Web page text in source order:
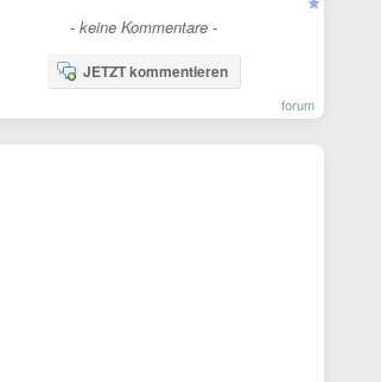
- keine Kommentare -
JETZT kommentieren
forum